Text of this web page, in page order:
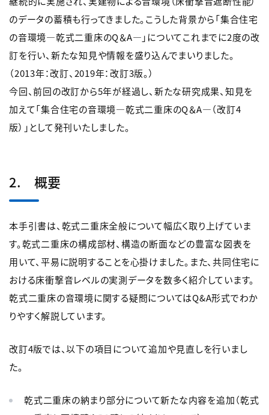
のデータの蓄積も行ってきました。こうした背景から「集合住宅
の音環境―乾式二重床のQ＆A―」についてこれまでに2度の改
訂を行い、新たな知見や情報を盛り込んでまいりました。
（2013年：改訂、2019年：改訂3版。）
今回、前回の改訂から5年が経過し、新たな研究成果、知見を
加えて「集合住宅の音環境―乾式二重床のQ＆A―（改訂4
版）」として発刊いたしました。
2. 概要
本手引書は、乾式二重床全般について幅広く取り上げていま
す。乾式二重床の構成部材、構造の断面などの豊富な図表を
用いて、平易に説明することを心掛けました。また、共同住宅に
おける床衝撃音レベルの実測データを数多く紹介しています。
乾式二重床の音環境に関する疑問についてはQ&A形式でわか
りやすく解説しています。
改訂4版では、以下の項目について追加や見直しを行いまし
た。
乾式二重床の納まり部分について新たな内容を追加（乾式